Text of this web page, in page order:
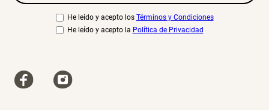
He leído y acepto los Términos y Condiciones
He leído y acepto la Política de Privacidad